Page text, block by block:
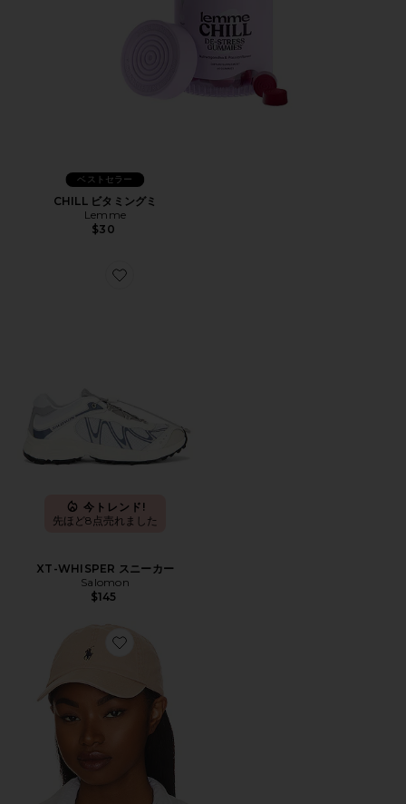
ベストセラー
CHILL ビタミングミ
Lemme
$30
Favorite XT-WHISPER スニーカー
今トレンド!
先ほど8点売れました
XT-WHISPER スニーカー
Salomon
$145
Favorite ハット